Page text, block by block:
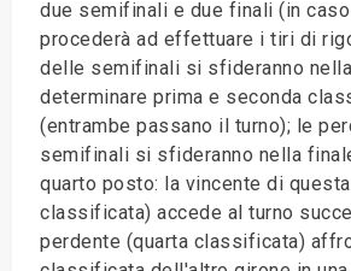
due semifinali e due finali (in
procederà ad effettuare i tiri di
delle semifinali si sfideranno
determinare prima e seconda
(entrambe passano il turno); le
semifinali si sfideranno nella
quarto posto: la vincente di
classificata) accede al turno
perdente (quarta classificata)